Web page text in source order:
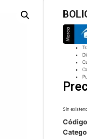
Sin
Código